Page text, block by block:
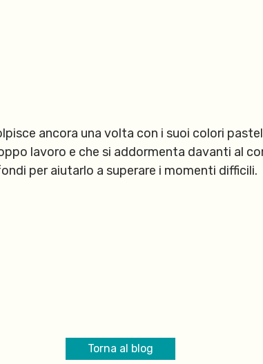
ancora una volta con i suoi colori
lavoro e che si addormenta davanti al
per aiutarlo a superare i momenti difficili.
Torna al blog